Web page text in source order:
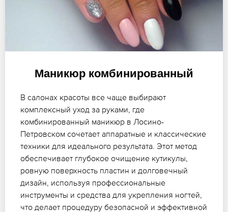
Маникюр комбинированный
В салонах красоты все чаще выбирают
комплексный уход за руками, где
комбинированный маникюр в Лосино-
Петровском сочетает аппаратные и классические
техники для идеального результата. Этот метод
обеспечивает глубокое очищение кутикулы,
ровную поверхность пластин и долговечный
дизайн, используя профессиональные
инструменты и средства для укрепления ногтей,
что делает процедуру безопасной и эффективной